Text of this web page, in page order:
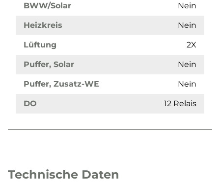
BWW/Solar Nein
Heizkreis Nein
Lüftung 2X
Puffer, Solar Nein
Puffer, Zusatz-WE Nein
DO 12 Relais
Technische Daten